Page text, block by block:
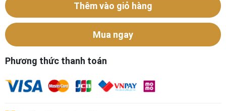
Thêm vào giỏ hàng
Mua ngay
Phương thức thanh toán